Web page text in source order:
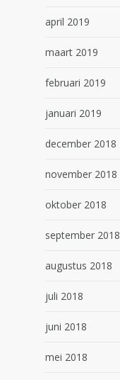
april 2019
maart 2019
februari 2019
januari 2019
december 2018
november 2018
oktober 2018
september 2018
augustus 2018
juli 2018
juni 2018
mei 2018